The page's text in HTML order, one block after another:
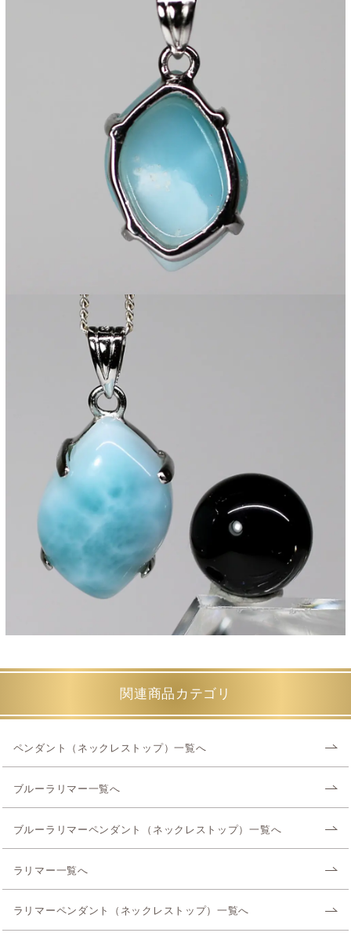
関連商品カテゴリ
ペンダント（ネックレストップ）一覧へ
ブルーラリマー一覧へ
ブルーラリマーペンダント（ネックレストップ）一覧へ
ラリマー一覧へ
ラリマーペンダント（ネックレストップ）一覧へ